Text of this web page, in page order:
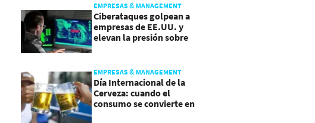
EMPRESAS & MANAGEMENT
Ciberataques golpean a
empresas de EE.UU. y
elevan la presión sobre
EMPRESAS & MANAGEMENT
Día Internacional de la
Cerveza: cuando el
consumo se convierte en